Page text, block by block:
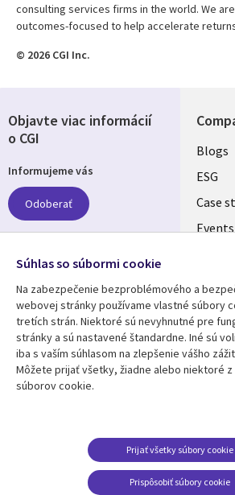
consulting services firms in the world. We
outcomes-focused to help accelerate
© 2026 CGI Inc.
links
Blogs
ESG
Case
Events
Resource center
Library
SLOVAKIA
Articles
Objavte viac informácií
o CGI
Informujeme vás
Odoberať
Follow us
Social
Media
SLOVAKIA
Súhlas so súbormi cookie
Na zabezpečenie bezproblémového a
webovej stránky používame vlastné súbory
tretích strán. Niektoré sú nevyhnutné pre
stránky a sú nastavené štandardne. Iné sú
iba s vaším súhlasom na zlepšenie vášho
Môžete prijať všetky, žiadne alebo niektoré
súborov cookie.
Prispôsobiť súbory cookie
Prijať všetky súbory cookie